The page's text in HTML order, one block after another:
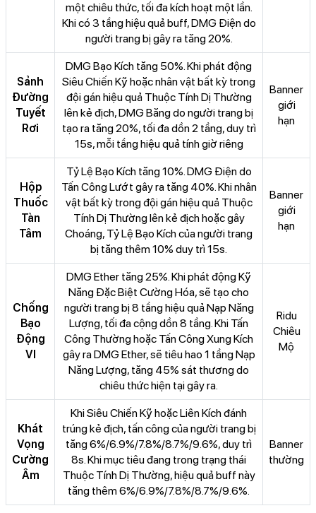
một chiêu thức, tối đa kích hoạt một lần.
Khi có 3 tầng hiệu quả buff, DMG Điện do
người trang bị gây ra tăng 20%.
Sảnh
Đường
Tuyết
Rơi
DMG Bạo Kích tăng 50%. Khi phát động
Siêu Chiến Kỹ hoặc nhân vật bất kỳ trong
đội gán hiệu quả Thuộc Tính Dị Thường
lên kẻ địch, DMG Băng do người trang bị
tạo ra tăng 20%, tối đa dồn 2 tầng, duy trì
15s, mỗi tầng hiệu quả tính giờ riêng
Banner
giới
hạn
Hộp
Thuốc
Tàn
Tâm
Tỷ Lệ Bạo Kích tăng 10%. DMG Điện do
Tấn Công Lướt gây ra tăng 40%. Khi nhân
vật bất kỳ trong đội gán hiệu quả Thuộc
Tính Dị Thường lên kẻ địch hoặc gây
Choáng, Tỷ Lệ Bạo Kích của người trang
bị tăng thêm 10% duy trì 15s.
Banner
giới
hạn
Chống
Bạo
Động
VI
DMG Ether tăng 25%. Khi phát động Kỹ
Năng Đặc Biệt Cường Hóa, sẽ tạo cho
người trang bị 8 tầng hiệu quả Nạp Năng
Lượng, tối đa cộng dồn 8 tầng. Khi Tấn
Công Thường hoặc Tấn Công Xung Kích
gây ra DMG Ether, sẽ tiêu hao 1 tầng Nạp
Năng Lượng, tăng 45% sát thương do
chiêu thức hiện tại gây ra.
Ridu
Chiêu
Mộ
Khát
Vọng
Cường
Âm
Khi Siêu Chiến Kỹ hoặc Liên Kích đánh
trúng kẻ địch, tấn công của người trang bị
tăng 6%/6.9%/7.8%/8.7%/9.6%, duy trì
8s. Khi mục tiêu đang trong trạng thái
Thuộc Tính Dị Thường, hiệu quả buff này
tăng thêm 6%/6.9%/7.8%/8.7%/9.6%.
Banner
thường